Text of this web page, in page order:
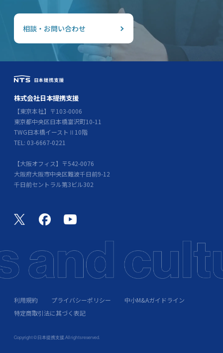
相談・お問い合わせ
株式会社日本提携支援
【東京本社】〒103-0006
東京都中央区日本橋富沢町10-11
TWG日本橋イーストⅡ10階
TEL: 03-6667-0221
【大阪オフィス】〒542-0076
大阪府大阪市中央区難波千日前9-12
千日前セントラル第3ビル302
利用規約 プライバシーポリシー
中小M&Aガイドライン
特定商取引法に其づく表記
Copyright © 日本提携支援. All rights reserved.